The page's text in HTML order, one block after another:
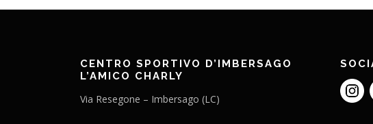
CENTRO SPORTIVO D’IMBERSAGO
L’AMICO CHARLY
Via Resegone – Imbersago (LC)